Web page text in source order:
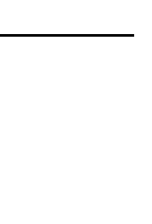
Teil 2 am 10.1.